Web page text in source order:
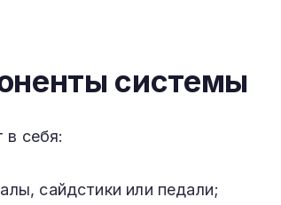
системы
в себя:
сайдстики или педали;